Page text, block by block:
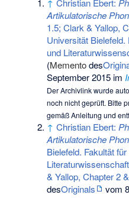
↑ Christian Ebert:
Artikulatorische
1.5; Clark & Yallop,
Universität
und
(Mementodes
September 2015 im
Der Archivlink wurde
noch nicht geprüft. Bitte
gemäßAnleitung und
↑ Christian Ebert:
Artikulatorische
Bielefeld. Fakultät
& Yallop, Chapter 2
desOriginals vom